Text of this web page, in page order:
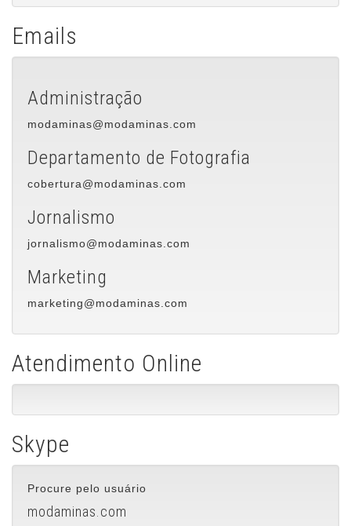
Emails
Administração
modaminas@modaminas.com
Departamento de Fotografia
cobertura@modaminas.com
Jornalismo
jornalismo@modaminas.com
Marketing
marketing@modaminas.com
Atendimento Online
Skype
Procure pelo usuário
modaminas.com